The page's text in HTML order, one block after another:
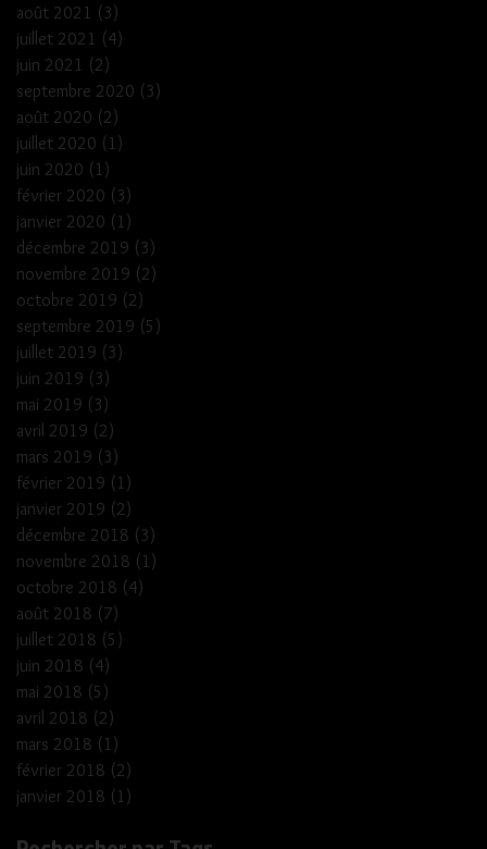
août 2021 (3)
juillet 2021 (4)
juin 2021 (2)
septembre 2020 (3)
août 2020 (2)
juillet 2020 (1)
juin 2020 (1)
février 2020 (3)
janvier 2020 (1)
décembre 2019 (3)
novembre 2019 (2)
octobre 2019 (2)
septembre 2019 (5)
juillet 2019 (3)
juin 2019 (3)
mai 2019 (3)
avril 2019 (2)
mars 2019 (3)
février 2019 (1)
janvier 2019 (2)
décembre 2018 (3)
novembre 2018 (1)
octobre 2018 (4)
août 2018 (7)
juillet 2018 (5)
juin 2018 (4)
mai 2018 (5)
avril 2018 (2)
mars 2018 (1)
février 2018 (2)
janvier 2018 (1)